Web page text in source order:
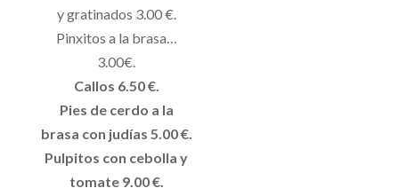
y gratinados 3.00 €.
Pinxitos a la brasa…
3.00€.
Callos 6.50 €.
Pies de cerdo a la
brasa con judías 5.00 €.
Pulpitos con cebolla y
tomate 9.00 €.